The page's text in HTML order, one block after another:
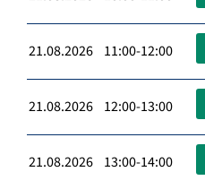
21.08.2026 11:00-12:00
21.08.2026 12:00-13:00
21.08.2026 13:00-14:00